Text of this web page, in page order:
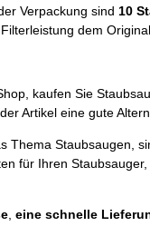
Verpackung sind 10
dem
kaufen Sie
Artikel eine gute
Thema Staubsaugen,
für Ihren
,eine schnelle